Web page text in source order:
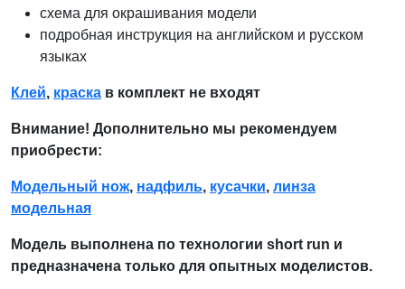
схема для окрашивания модели
подробная инструкция на английском и русском
языках
Клей, краска в комплект не входят
Внимание! Дополнительно мы рекомендуем
приобрести:
Модельный нож, надфиль, кусачки, линза
модельная
Модель выполнена по технологии short run и
предназначена только для опытных моделистов.